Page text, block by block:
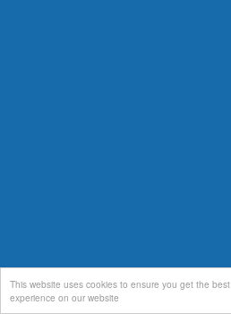
This website uses cookies to ensure you get the best
experience on our website